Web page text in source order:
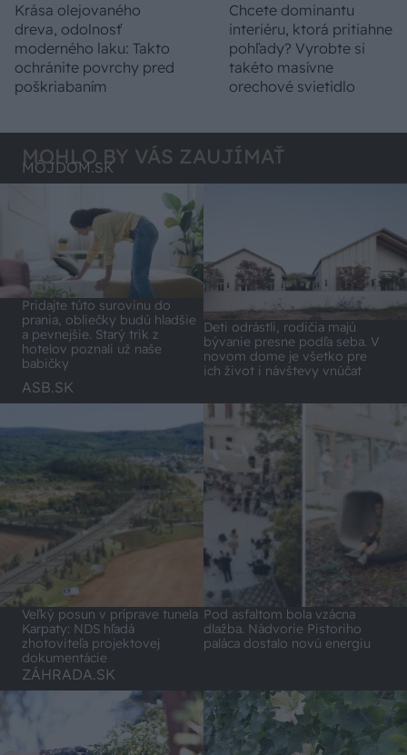
Krása olejovaného
dreva, odolnosť
moderného laku: Takto
ochránite povrchy pred
poškriabaním
Chcete dominantu
interiéru, ktorá pritiahne
pohľady? Vyrobte si
takéto masívne
orechové svietidlo
MOHLO BY VÁS ZAUJÍMAŤ
MÔJDOM.SK
Pridajte túto surovinu do
prania, obliečky budú hladšie
a pevnejšie. Starý trik z
hotelov poznali už naše
babičky
Deti odrástli, rodičia majú
bývanie presne podľa seba. V
novom dome je všetko pre
ich život i návštevy vnúčat
ASB.SK
Veľký posun v príprave tunela
Karpaty: NDS hľadá
zhotoviteľa projektovej
dokumentácie
Pod asfaltom bola vzácna
dlažba. Nádvorie Pistoriho
paláca dostalo novú energiu
ZÁHRADA.SK